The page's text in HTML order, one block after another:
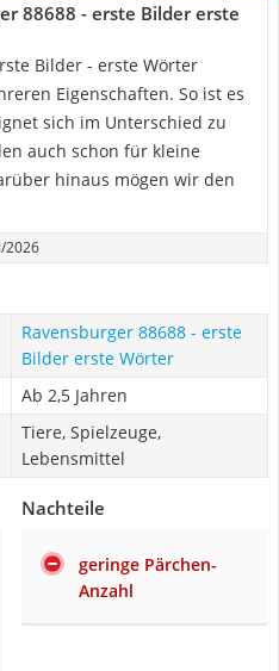
88688 - erste Bilder erste
Bilder - erste Wörter
Eigenschaften. So ist es
sich im Unterschied zu
auch schon für kleine
hinaus mögen wir den
2026
Ravensburger 88688 - erste
Bilder erste Wörter
Ab 2,5 Jahren
Tiere, Spielzeuge,
Lebensmittel
Nachteile
geringe Pärchen-
Anzahl